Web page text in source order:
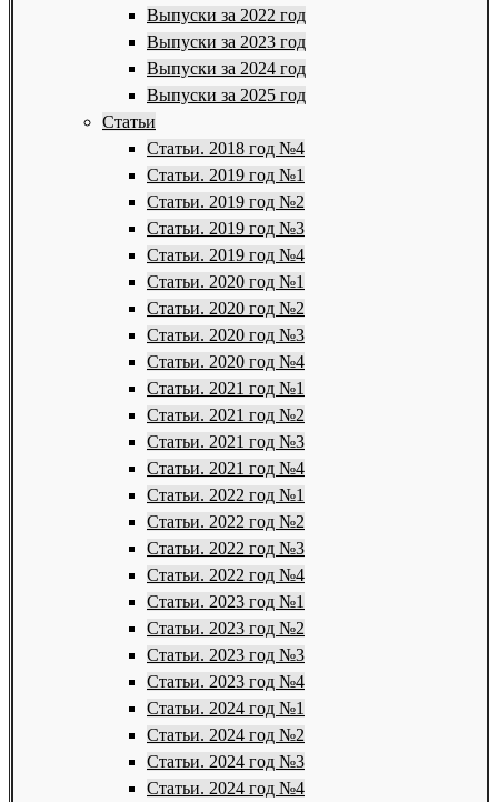
Выпуски за 2022 год
Выпуски за 2023 год
Выпуски за 2024 год
Выпуски за 2025 год
Статьи
Статьи. 2018 год №4
Статьи. 2019 год №1
Статьи. 2019 год №2
Статьи. 2019 год №3
Статьи. 2019 год №4
Статьи. 2020 год №1
Статьи. 2020 год №2
Статьи. 2020 год №3
Статьи. 2020 год №4
Статьи. 2021 год №1
Статьи. 2021 год №2
Статьи. 2021 год №3
Статьи. 2021 год №4
Статьи. 2022 год №1
Статьи. 2022 год №2
Статьи. 2022 год №3
Статьи. 2022 год №4
Статьи. 2023 год №1
Статьи. 2023 год №2
Статьи. 2023 год №3
Статьи. 2023 год №4
Статьи. 2024 год №1
Статьи. 2024 год №2
Статьи. 2024 год №3
Статьи. 2024 год №4